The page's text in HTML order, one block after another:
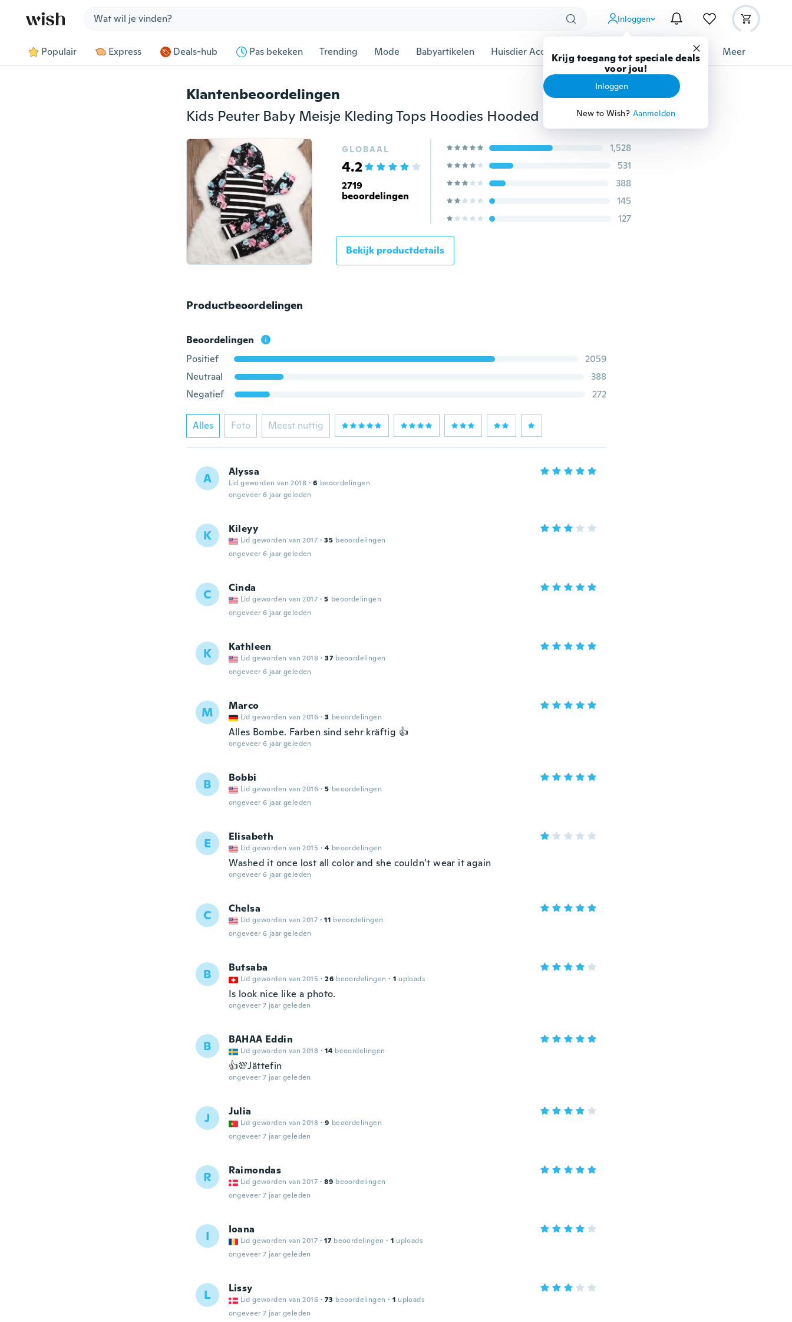
Inloggen
Krijg toegang tot speciale deals
voor jou!
Inloggen
New to Wish? Aanmelden
Populair Express Deals-hub Pas bekeken Trending Mode Babyartikelen Huisdier Accessoires Gereedschap Meer
Klantenbeoordelingen
Kids Peuter Baby Meisje Kleding Tops Hoodies Hooded Lange Mouw Sweatshirt Broek 2 stks Leuke Meisjes Kleding Outfits Set
GLOBAAL
4.2
2719
beoordelingen
1,528
531
388
145
127
Bekijk productdetails
Productbeoordelingen
Beoordelingen
Positief
2059
Neutraal
388
Negatief
272
Alles Foto Meest nuttig
A Alyssa
Lid geworden van 2018 · 6 beoordelingen
ongeveer 6 jaar geleden
K Kileyy
Lid geworden van 2017 · 35 beoordelingen
ongeveer 6 jaar geleden
C Cinda
Lid geworden van 2017 · 5 beoordelingen
ongeveer 6 jaar geleden
K Kathleen
Lid geworden van 2018 · 37 beoordelingen
ongeveer 6 jaar geleden
M Marco
Lid geworden van 2016 · 3 beoordelingen
Alles Bombe. Farben sind sehr kräftig 👍
ongeveer 6 jaar geleden
B Bobbi
Lid geworden van 2016 · 5 beoordelingen
ongeveer 6 jaar geleden
E Elisabeth
Lid geworden van 2015 · 4 beoordelingen
Washed it once lost all color and she couldn’t wear it again
ongeveer 6 jaar geleden
C Chelsa
Lid geworden van 2017 · 11 beoordelingen
ongeveer 6 jaar geleden
B Butsaba
Lid geworden van 2015 · 26 beoordelingen · 1 uploads
Is look nice like a photo.
ongeveer 7 jaar geleden
B BAHAA Eddin
Lid geworden van 2018 · 14 beoordelingen
👍💯Jättefin
ongeveer 7 jaar geleden
J Julia
Lid geworden van 2018 · 9 beoordelingen
ongeveer 7 jaar geleden
R Raimondas
Lid geworden van 2017 · 89 beoordelingen
ongeveer 7 jaar geleden
I Ioana
Lid geworden van 2017 · 17 beoordelingen · 1 uploads
ongeveer 7 jaar geleden
L Lissy
Lid geworden van 2016 · 73 beoordelingen · 1 uploads
ongeveer 7 jaar geleden